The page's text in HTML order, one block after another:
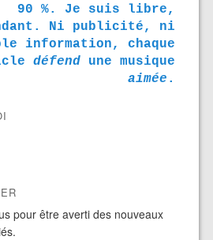
90 %. Je suis libre,
Ni publicité, ni
information, chaque
défend une musique
aimée .
pour être averti des nouveaux